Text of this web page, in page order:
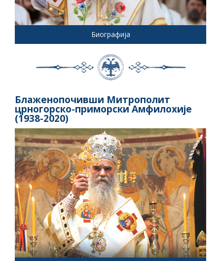
Биографија
Блаженопочивши Митрополит
црногорско-приморски Амфилохије
(1938-2020)